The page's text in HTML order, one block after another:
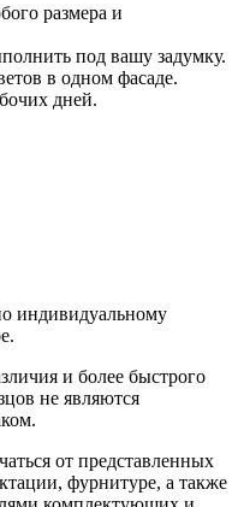
размера и
под вашу задумку.
в одном фасаде.
дней.
индивидуальному
и более быстрого
не являются
от представленных
фурнитуре, а также